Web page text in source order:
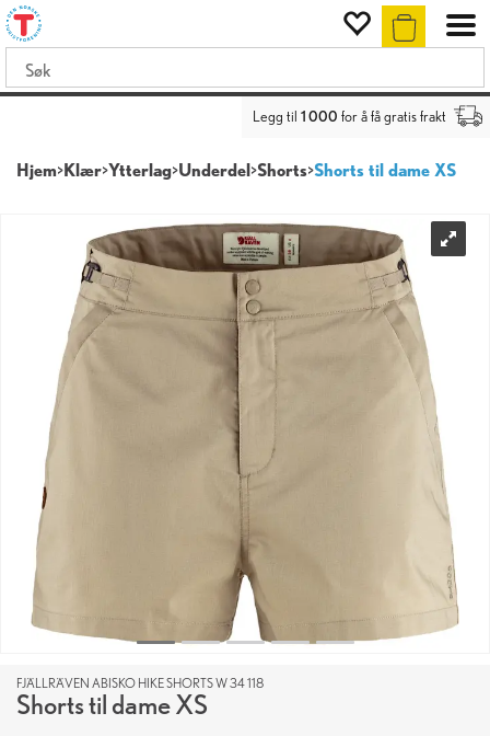
Legg til 1 000 for å få gratis frakt
Hjem>Klær>Ytterlag>Underdel>Shorts>Shorts til dame XS
FJÄLLRÄVEN ABISKO HIKE SHORTS W 34 118
Shorts til dame XS